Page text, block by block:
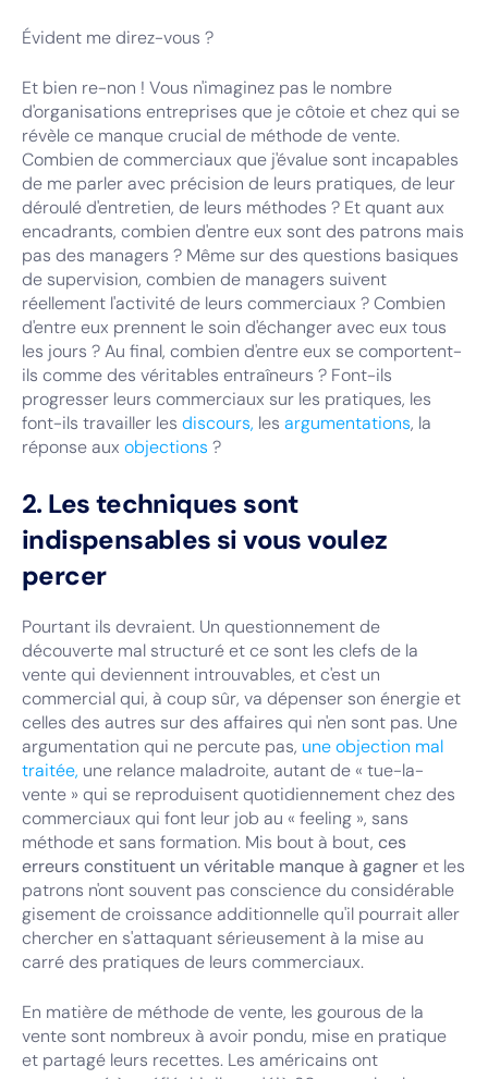
Évident me direz-vous ?
Et bien re-non ! Vous n'imaginez pas le nombre
d'organisations entreprises que je côtoie et chez qui se
révèle ce manque crucial de méthode de vente.
Combien de commerciaux que j'évalue sont incapables
de me parler avec précision de leurs pratiques, de leur
déroulé d'entretien, de leurs méthodes ? Et quant aux
encadrants, combien d'entre eux sont des patrons mais
pas des managers ? Même sur des questions basiques
de supervision, combien de managers suivent
réellement l'activité de leurs commerciaux ? Combien
d'entre eux prennent le soin d'échanger avec eux tous
les jours ? Au final, combien d'entre eux se comportent-
ils comme des véritables entraîneurs ? Font-ils
progresser leurs commerciaux sur les pratiques, les
font-ils travailler les discours, les argumentations, la
réponse aux objections ?
2. Les techniques sont
indispensables si vous voulez
percer
Pourtant ils devraient. Un questionnement de
découverte mal structuré et ce sont les clefs de la
vente qui deviennent introuvables, et c'est un
commercial qui, à coup sûr, va dépenser son énergie et
celles des autres sur des affaires qui n'en sont pas. Une
argumentation qui ne percute pas, une objection mal
traitée, une relance maladroite, autant de « tue-la-
vente » qui se reproduisent quotidiennement chez des
commerciaux qui font leur job au « feeling », sans
méthode et sans formation. Mis bout à bout, ces
erreurs constituent un véritable manque à gagneret les
patrons n'ont souvent pas conscience du considérable
gisement de croissance additionnelle qu'il pourrait aller
chercher en s'attaquant sérieusement à la mise au
carré des pratiques de leurs commerciaux.
En matière de méthode de vente, les gourous de la
vente sont nombreux à avoir pondu, mise en pratique
et partagé leurs recettes. Les américains ont